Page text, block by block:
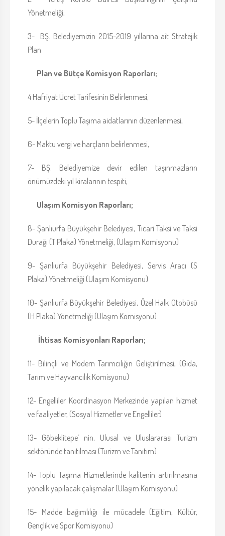
Yönetmeliği,
3- BŞ. Belediyemizin 2015-2019 yıllarına ait Stratejik
Plan
Plan ve Bütçe Komisyon Raporları;
4 Hafriyat Ücret Tarifesinin Belirlenmesi,
5- İlçelerin Toplu Taşıma aidatlarının düzenlenmesi,
6- Maktu vergi ve harçların belirlenmesi,
7- BŞ. Belediyemize devir edilen taşınmazların
önümüzdeki yıl kiralarının tespiti,
Ulaşım Komisyon Raporları;
8- Şanlıurfa Büyükşehir Belediyesi, Ticari Taksi ve Taksi
Durağı (T Plaka) Yönetmeliği, (Ulaşım Komisyonu)
9- Şanlıurfa Büyükşehir Belediyesi, Servis Aracı (S
Plaka) Yönetmeliği (Ulaşım Komisyonu)
10- Şanlıurfa Büyükşehir Belediyesi, Özel Halk Otobüsü
(H Plaka) Yönetmeliği (Ulaşım Komisyonu)
İhtisas Komisyonları Raporları;
11- Bilinçli ve Modern Tarımcılığın Geliştirilmesi, (Gıda,
Tarım ve Hayvancılık Komisyonu)
12- Engelliler Koordinasyon Merkezinde yapılan hizmet
ve faaliyetler, (Sosyal Hizmetler ve Engelliler)
13- Göbeklitepe´ nin, Ulusal ve Uluslararası Turizm
sektöründe tanıtılması (Turizm ve Tanıtım)
14- Toplu Taşıma Hizmetlerinde kalitenin artırılmasına
yönelik yapılacak çalışmalar (Ulaşım Komisyonu)
15- Madde bağımlılığı ile mücadele (Eğitim, Kültür,
Gençlik ve Spor Komisyonu)